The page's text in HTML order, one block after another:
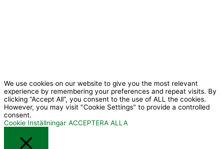
We use cookies on our website to give you the most relevant
experience by remembering your preferences and repeat visits. By
clicking “Accept All”, you consent to the use of ALL the cookies.
However, you may visit "Cookie Settings" to provide a controlled
consent.
Cookie Inställningar ACCEPTERA ALLA